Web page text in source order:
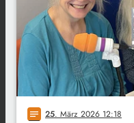
notes 25. März 2026 12:18